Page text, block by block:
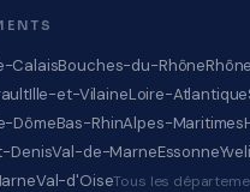
CalaisBouches-du-RhôneRhône
Ille-et-VilaineLoire-Atlantique
DômeBas-RhinAlpes-Maritimes
DenisVal-de-MarneEssonne
Val-d'OiseTous les